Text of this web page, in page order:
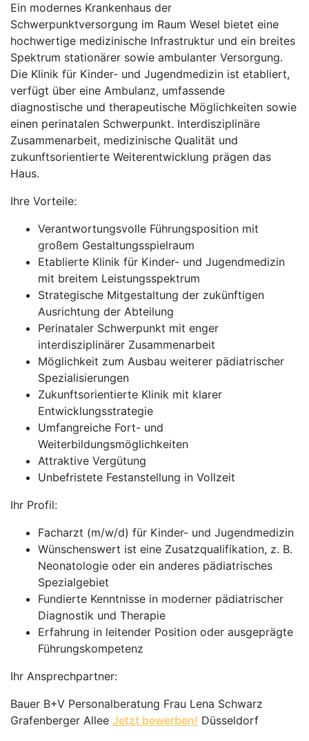
Ein modernes Krankenhaus der
Schwerpunktversorgung im Raum Wesel bietet eine
hochwertige medizinische Infrastruktur und ein breites
Spektrum stationärer sowie ambulanter Versorgung.
Die Klinik für Kinder- und Jugendmedizin ist etabliert,
verfügt über eine Ambulanz, umfassende
diagnostische und therapeutische Möglichkeiten sowie
einen perinatalen Schwerpunkt. Interdisziplinäre
Zusammenarbeit, medizinische Qualität und
zukunftsorientierte Weiterentwicklung prägen das
Haus.
Ihre Vorteile:
Verantwortungsvolle Führungsposition mit
großem Gestaltungsspielraum
Etablierte Klinik für Kinder- und Jugendmedizin
mit breitem Leistungsspektrum
Strategische Mitgestaltung der zukünftigen
Ausrichtung der Abteilung
Perinataler Schwerpunkt mit enger
interdisziplinärer Zusammenarbeit
Möglichkeit zum Ausbau weiterer pädiatrischer
Spezialisierungen
Zukunftsorientierte Klinik mit klarer
Entwicklungsstrategie
Umfangreiche Fort- und
Weiterbildungsmöglichkeiten
Attraktive Vergütung
Unbefristete Festanstellung in Vollzeit
Ihr Profil:
Facharzt (m/w/d) für Kinder- und Jugendmedizin
Wünschenswert ist eine Zusatzqualifikation, z. B.
Neonatologie oder ein anderes pädiatrisches
Spezialgebiet
Fundierte Kenntnisse in moderner pädiatrischer
Diagnostik und Therapie
Erfahrung in leitender Position oder ausgeprägte
Führungskompetenz
Ihr Ansprechpartner:
Bauer B+V Personalberatung Frau Lena Schwarz
Grafenberger Allee Jetzt bewerben! Düsseldorf